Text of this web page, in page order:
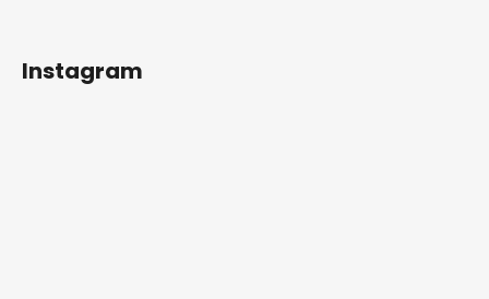
Instagram